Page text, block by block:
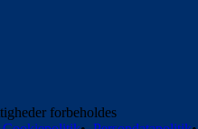
forbeholdes